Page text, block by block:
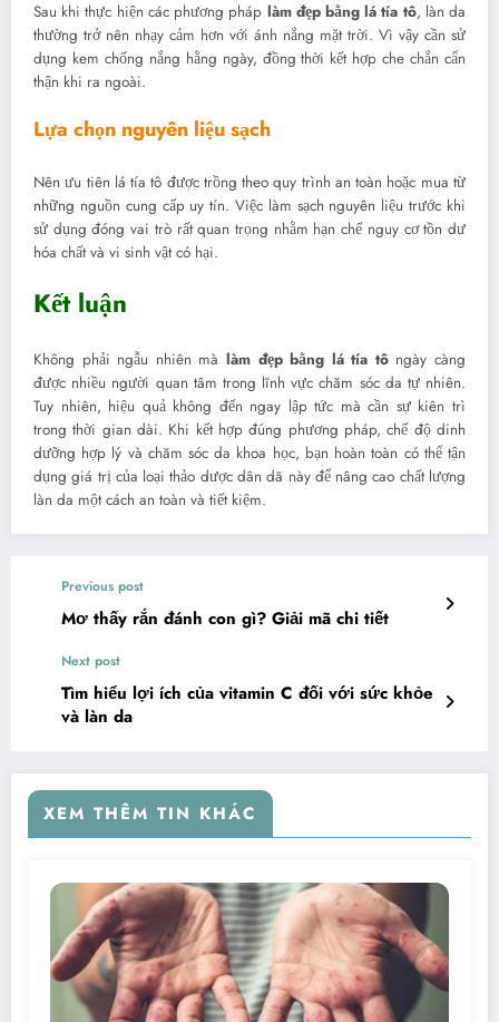
Sau khi thực hiện các phương pháp làm đẹp bằng lá tía tô, làn da
thường trở nên nhạy cảm hơn với ánh nắng mặt trời. Vì vậy cần sử
dụng kem chống nắng hằng ngày, đồng thời kết hợp che chắn cẩn
thận khi ra ngoài.
Lựa chọn nguyên liệu sạch
Nên ưu tiên lá tía tô được trồng theo quy trình an toàn hoặc mua từ
những nguồn cung cấp uy tín. Việc làm sạch nguyên liệu trước khi
sử dụng đóng vai trò rất quan trọng nhằm hạn chế nguy cơ tồn dư
hóa chất và vi sinh vật có hại.
Kết luận
Không phải ngẫu nhiên mà làm đẹp bằng lá tía tôngày càng
được nhiều người quan tâm trong lĩnh vực chăm sóc da tự nhiên.
Tuy nhiên, hiệu quả không đến ngay lập tức mà cần sự kiên trì
trong thời gian dài. Khi kết hợp đúng phương pháp, chế độ dinh
dưỡng hợp lý và chăm sóc da khoa học, bạn hoàn toàn có thể tận
dụng giá trị của loại thảo dược dân dã này để nâng cao chất lượng
làn da một cách an toàn và tiết kiệm.
Previous post
Mơ thấy rắn đánh con gì? Giải mã chi tiết
Next post
Tìm hiểu lợi ích của vitamin C đối với sức khỏe
và làn da
XEM THÊM TIN KHÁC